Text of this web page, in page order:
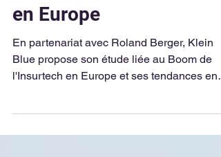
Le Boom de l'insurtech
en Europe
En partenariat avec Roland Berger, Klein
Blue propose son étude liée au Boom de
innovation....